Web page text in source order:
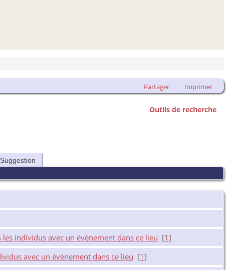
Partager Imprimer
Outils de recherche
Suggestion
[1]
[1]